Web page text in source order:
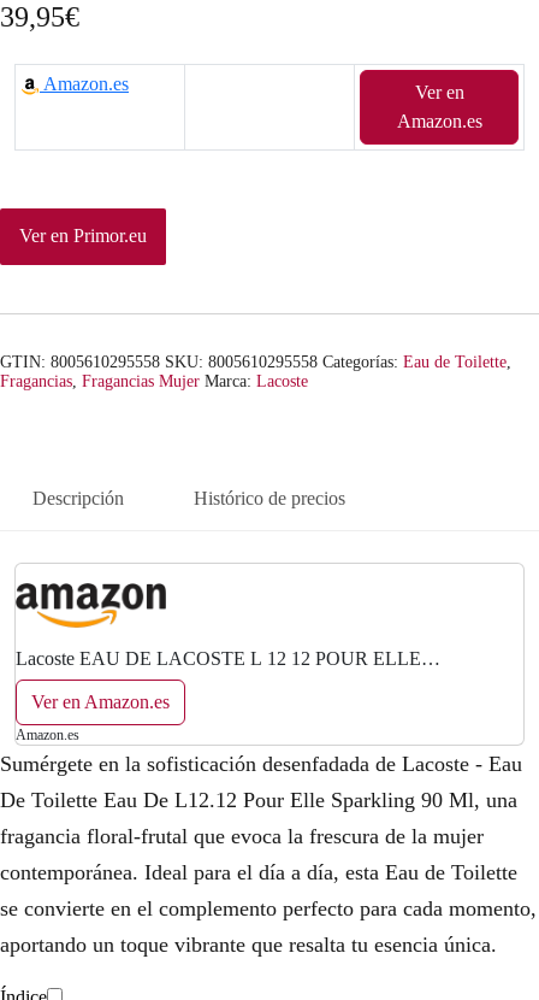
39,95€
Amazon.es
Ver en
Amazon.es
Ver en Primor.eu
GTIN: 8005610295558 SKU: 8005610295558 Categorías: Eau de Toilette
Fragancias Fragancias Mujer Marca: Lacoste
Descripción Histórico de precios
Lacoste EAU DE LACOSTE L 12 12 POUR ELLE
SPARKLING eau de toilette 90 ml
Ver en Amazon.es
Amazon.es
Sumérgete en la sofisticación desenfadada de Lacoste - Eau
De Toilette Eau De L12.12 Pour Elle Sparkling 90 Ml, una
fragancia floral-frutal que evoca la frescura de la mujer
contemporánea. Ideal para el día a día, esta Eau de Toilette
se convierte en el complemento perfecto para cada momento,
aportando un toque vibrante que resalta tu esencia única.